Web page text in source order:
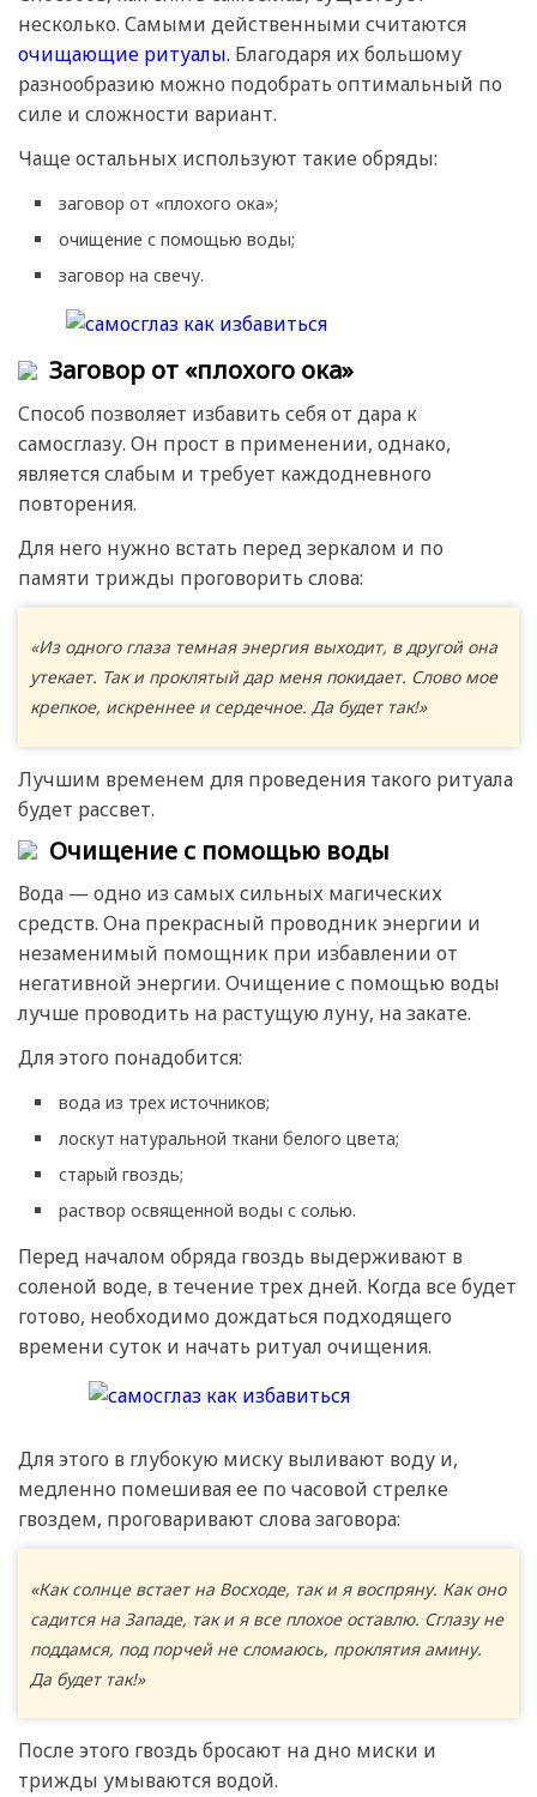
несколько. Самыми действенными считаются
очищающие ритуалы. Благодаря их большому
разнообразию можно подобрать оптимальный по
силе и сложности вариант.
Чаще остальных используют такие обряды:
заговор от «плохого ока»;
очищение с помощью воды;
заговор на свечу.
Заговор от «плохого ока»
Способ позволяет избавить себя от дара к
самосглазу. Он прост в применении, однако,
является слабым и требует каждодневного
повторения.
Для него нужно встать перед зеркалом и по
памяти трижды проговорить слова:
«Из одного глаза темная энергия выходит, в другой она
утекает. Так и проклятый дар меня покидает. Слово мое
крепкое, искреннее и сердечное. Да будет так!»
Лучшим временем для проведения такого ритуала
будет рассвет.
Очищение с помощью воды
Вода — одно из самых сильных магических
средств. Она прекрасный проводник энергии и
незаменимый помощник при избавлении от
негативной энергии. Очищение с помощью воды
лучше проводить на растущую луну, на закате.
Для этого понадобится:
вода из трех источников;
лоскут натуральной ткани белого цвета;
старый гвоздь;
раствор освященной воды с солью.
Перед началом обряда гвоздь выдерживают в
соленой воде, в течение трех дней. Когда все будет
готово, необходимо дождаться подходящего
времени суток и начать ритуал очищения.
Для этого в глубокую миску выливают воду и,
медленно помешивая ее по часовой стрелке
гвоздем, проговаривают слова заговора:
«Как солнце встает на Восходе, так и я воспряну. Как оно
садится на Западе, так и я все плохое оставлю. Сглазу не
поддамся, под порчей не сломаюсь, проклятия амину.
Да будет так!»
После этого гвоздь бросают на дно миски и
трижды умываются водой.